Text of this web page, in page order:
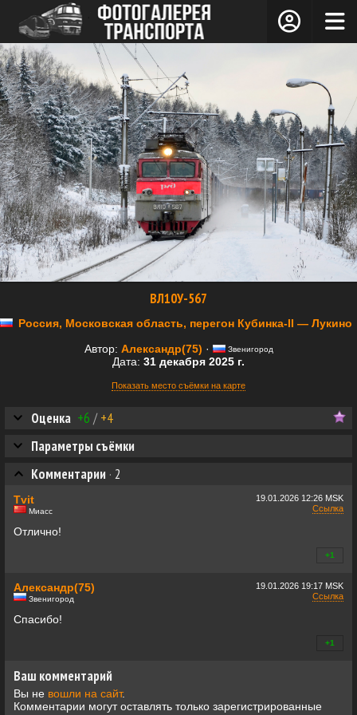
ВЛ10У-567
Россия, Московская область, перегон Кубинка-II — Лукино
Автор: Александр(75) · Звенигород
Дата: 31 декабря 2025 г.
Показать место съёмки на карте
Оценка +6 /+4
Параметры съёмки
Комментарии · 2
19.01.2026 12:26 MSK
Ссылка
Tvit
Миасс
Отлично!
+1
19.01.2026 19:17 MSK
Ссылка
Александр(75)
Звенигород
Спасибо!
+1
Ваш комментарий
Вы не вошли на сайт.
Комментарии могут оставлять только зарегистрированные